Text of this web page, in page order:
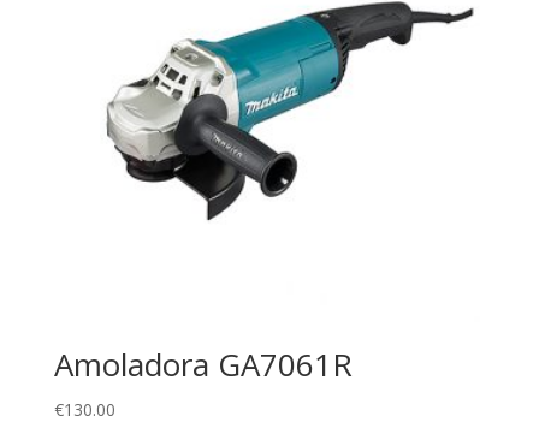
Amoladora GA7061R
€130.00